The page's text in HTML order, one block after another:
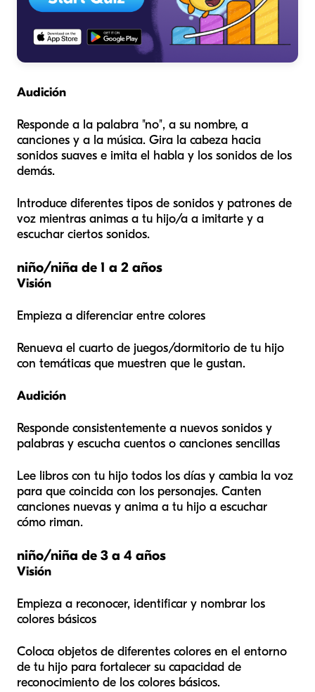
Audición
Responde a la palabra "no", a su nombre, a
canciones y a la música. Gira la cabeza hacia
sonidos suaves e imita el habla y los sonidos de los
demás.
Introduce diferentes tipos de sonidos y patrones de
voz mientras animas a tu hijo/a a imitarte y a
escuchar ciertos sonidos.
niño/niña de 1 a 2 años
Visión
Empieza a diferenciar entre colores
Renueva el cuarto de juegos/dormitorio de tu hijo
con temáticas que muestren que le gustan.
Audición
Responde consistentemente a nuevos sonidos y
palabras y escucha cuentos o canciones sencillas
Lee libros con tu hijo todos los días y cambia la voz
para que coincida con los personajes. Canten
canciones nuevas y anima a tu hijo a escuchar
cómo riman.
niño/niña de 3 a 4 años
Visión
Empieza a reconocer, identificar y nombrar los
colores básicos
Coloca objetos de diferentes colores en el entorno
de tu hijo para fortalecer su capacidad de
reconocimiento de los colores básicos.